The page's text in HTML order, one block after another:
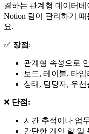
결하는 관계형 데이터
Notion 팀이 관리하기
요.
✅ 장점:
관계형 속성으로
보드, 테이블, 타
상태, 담당자, 우
❌ 단점:
시간 추적이나 업
간단한 개인 할 일